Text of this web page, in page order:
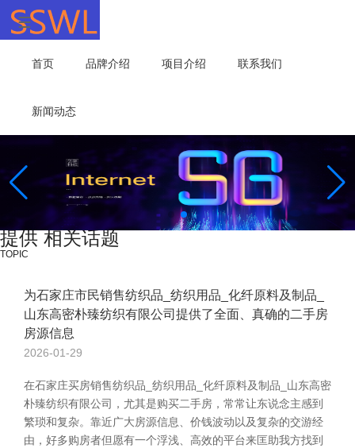
首页 品牌介绍 项目介绍 联系我们
新闻动态
提供 相关话题
TOPIC
为石家庄市民销售纺织品_纺织用品_化纤原料及制品_
山东高密朴臻纺织有限公司提供了全面、真确的二手房
房源信息
2026-01-29
在石家庄买房销售纺织品_纺织用品_化纤原料及制品_山东高密
朴臻纺织有限公司，尤其是购买二手房，常常让东说念主感到
繁琐和复杂。靠近广大房源信息、价钱波动以及复杂的交游经
由，好多购房者但愿有一个浮浅、高效的平台来匡助我方找到